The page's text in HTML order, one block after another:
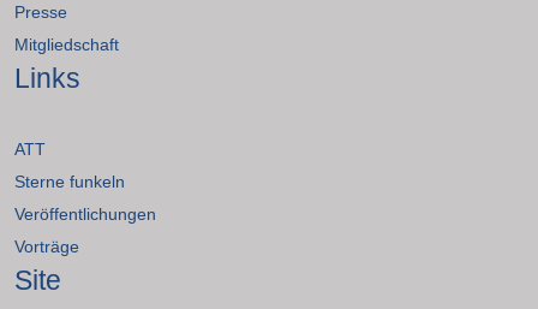
Presse
Mitgliedschaft
Links
ATT
Sterne funkeln
Veröffentlichungen
Vorträge
Site